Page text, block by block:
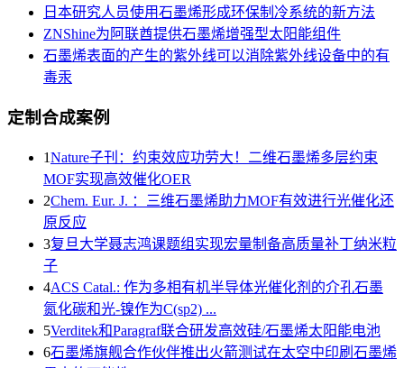
日本研究人员使用石墨烯形成环保制冷系统的新方法
ZNShine为阿联酋提供石墨烯增强型太阳能组件
石墨烯表面的产生的紫外线可以消除紫外线设备中的有
毒汞
定制合成案例
1Nature子刊：约束效应功劳大！二维石墨烯多层约束
MOF实现高效催化OER
2Chem. Eur. J. ：三维石墨烯助力MOF有效进行光催化还
原反应
3复旦大学聂志鸿课题组实现宏量制备高质量补丁纳米粒
子
4ACS Catal.: 作为多相有机半导体光催化剂的介孔石墨
氮化碳和光-镍作为C(sp2) ...
5Verditek和Paragraf联合研发高效硅/石墨烯太阳能电池
6石墨烯旗舰合作伙伴推出火箭测试在太空中印刷石墨烯